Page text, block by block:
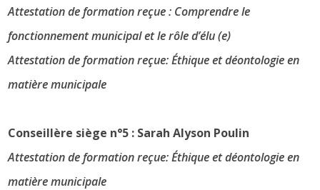
Attestation de formation reçue : Comprendre le
fonctionnement municipal et le rôle d’élu (e)
Attestation de formation reçue: Éthique et déontologie en
matière municipale
Conseillère siège n°5 : Sarah Alyson Poulin
Attestation de formation reçue: Éthique et déontologie en
matière municipale